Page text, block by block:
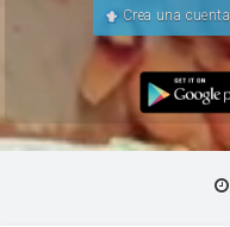
Crea una cuenta